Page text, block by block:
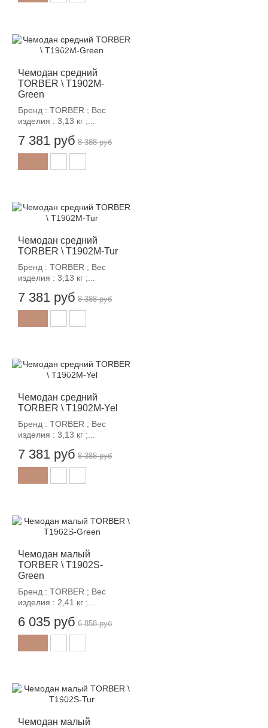
Чемодан средний
TORBER \ T1902M-
Green
Бренд : TORBER ; Вес
изделия : 3,13 кг ;...
7 381 руб
-12%
8 388 руб
Чемодан средний
TORBER \ T1902M-Tur
Бренд : TORBER ; Вес
изделия : 3,13 кг ;...
7 381 руб
-12%
8 388 руб
Чемодан средний
TORBER \ T1902M-Yel
Бренд : TORBER ; Вес
изделия : 3,13 кг ;...
7 381 руб
-12%
8 388 руб
Чемодан малый
TORBER \ T1902S-
Green
Бренд : TORBER ; Вес
изделия : 2,41 кг ;...
6 035 руб
-12%
6 858 руб
Чемодан малый
-12%